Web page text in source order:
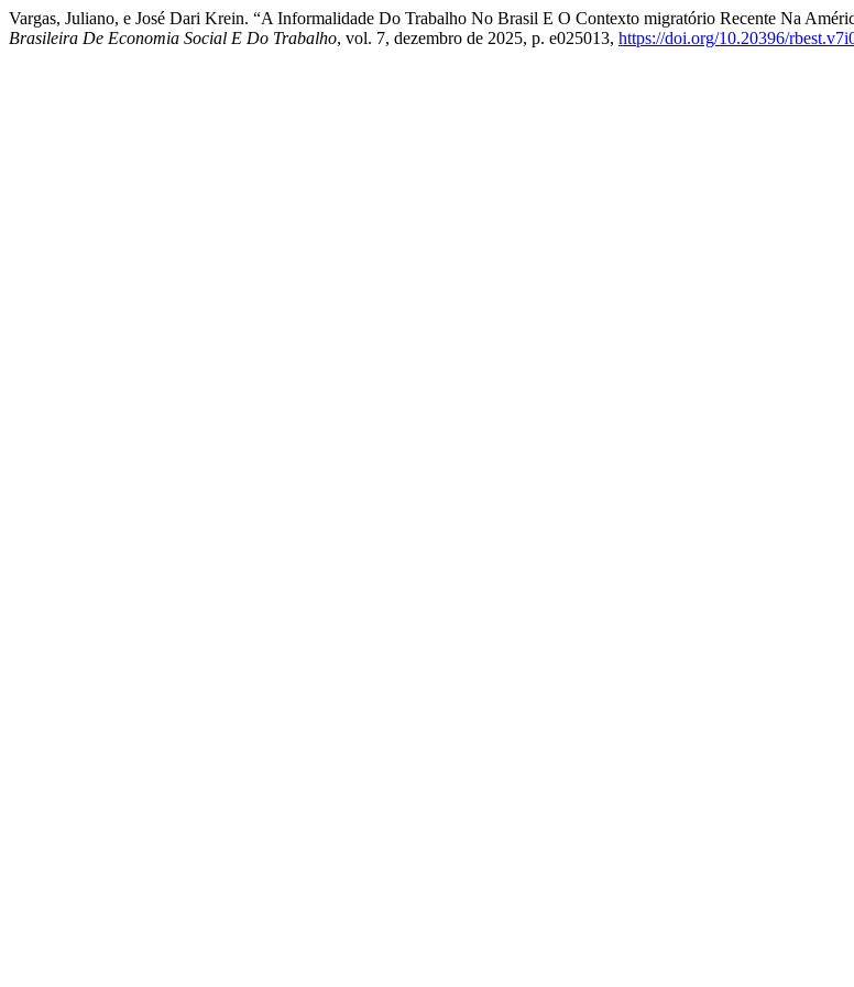
Vargas, Juliano, e José Dari Krein. “A Informalidade Do Trabalho No Brasil E O Contexto migratório Recente Na
Brasileira De Economia Social E Do Trabalho, vol. 7, dezembro de 2025, p. e025013, https://doi.org/10.20396/